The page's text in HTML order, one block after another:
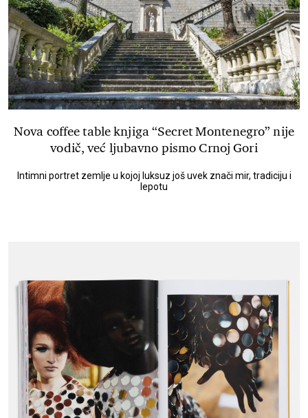
Nova coffee table knjiga “Secret Montenegro” nije
vodič, već ljubavno pismo Crnoj Gori
Intimni portret zemlje u kojoj luksuz još uvek znači mir, tradiciju i
lepotu